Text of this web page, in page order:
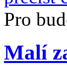
Pro
Malí